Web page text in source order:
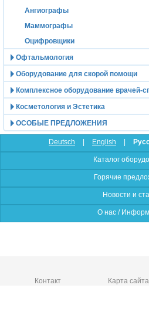
Ангиографы
Маммографы
Оцифровщики
Офтальмология
Оборудование для скорой помощи
Комплексное оборудование врачей-
Косметология и Эстетика
ОСОБЫЕ ПРЕДЛОЖЕНИЯ
Deutsch | English |
Каталог
Горячие
Новости и
О нас /
Контакт Карта сайта